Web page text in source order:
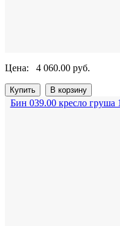
Цена: 4 060.00 руб.
Бин 039.00 кресло груша